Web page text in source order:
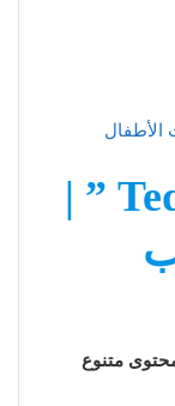
الأطفال
تيد التعليمية ” Ted Ed ” |
متنوع